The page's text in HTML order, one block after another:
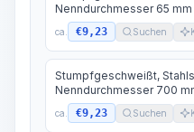
Nenndurchmesser 65 mm
ca. €9,23 Suchen
Stumpfgeschweißt,
Nenndurchmesser 700
ca. €9,23 Suchen